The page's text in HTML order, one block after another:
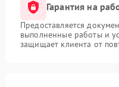
Гарантия на
Предоставляется
выполненные работы и
защищает клиента от